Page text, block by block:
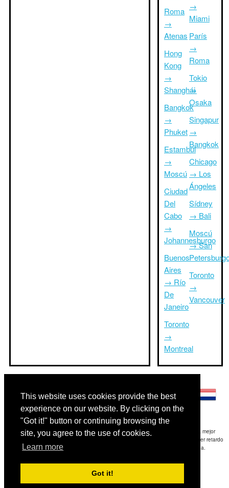
This website uses cookies provide the best
experience on our website. By clicking on the
"Got it!" button or continuing browsing the
site, you agree to the use of cookies.
Learn more
Got it!
Roma
→
Atenas
Hong
Kong
→
Shanghái
Bangkok
→
Phuket
Estambul
→
Moscú
Ciudad
Del
Cabo
→
Johannesburgo
Buenos
Aires
→ Río
De
Janeiro
Toronto
→
Montreal
→
Miami
París
→
Roma
Tokio
→
Osaka
Singapur
→
Bangkok
Chicago
→ Los
Ángeles
Sídney
→ Bali
Moscú
→ San
Toronto
→
Vancouver
Exención de responsabilidad: La información mostrada en este sitio es nuestra mejor
estimación y sólo para su referencia.TripTimeTo.com no es responsable de cualquier retardo
de ida y / o consiguientes daños resultaron de la información proporcionada.
Copyright 2015-2026
Contact Usfor feedback.